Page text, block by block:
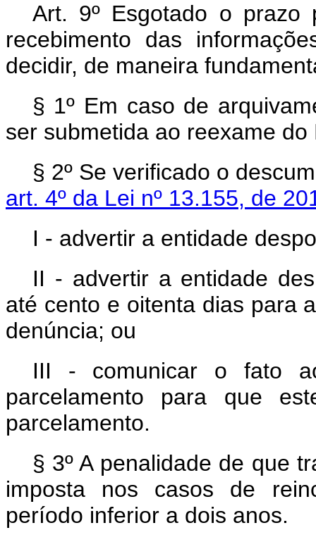
Art. 9º Esgotado o prazo
recebimento das
decidir, de maneira
§ 1º Em caso de
ser submetida ao reexame do
§ 2º Se verificado o
art. 4º da Lei nº 13.155, de
I - advertir a entidade
II - advertir a entidade
até cento e oitenta dias para
denúncia; ou
III - comunicar o fato
parcelamento para que
parcelamento.
§ 3º A penalidade de que
imposta nos casos de
período inferior a dois anos.